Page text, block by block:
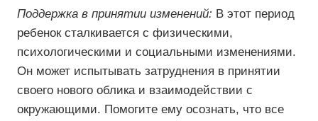
Поддержка в принятии изменений: В этот период
ребенок сталкивается с физическими,
психологическими и социальными изменениями.
Он может испытывать затруднения в принятии
своего нового облика и взаимодействии с
окружающими. Помогите ему осознать, что все